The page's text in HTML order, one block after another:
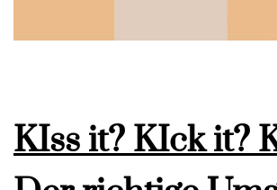
KIss it? KIck it?